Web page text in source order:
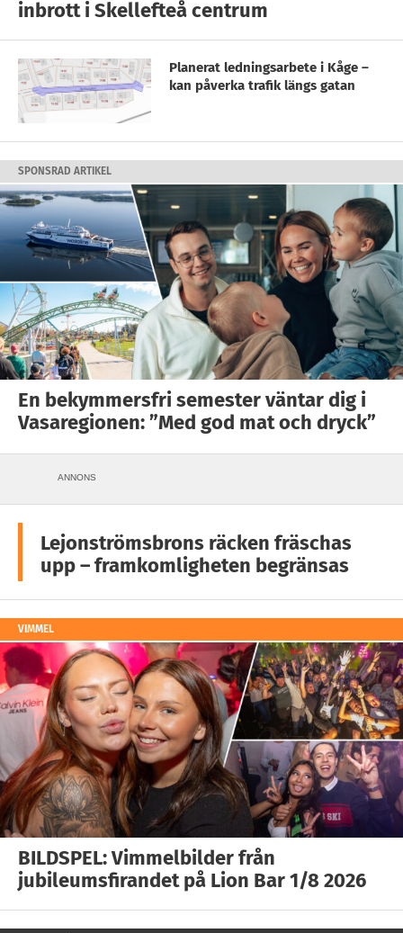
inbrott i Skellefteå centrum
Planerat ledningsarbete i Kåge –
kan påverka trafik längs gatan
SPONSRAD ARTIKEL
En bekymmersfri semester väntar dig i
Vasaregionen: ”Med god mat och dryck”
ANNONS
Lejonströmsbrons räcken fräschas
upp – framkomligheten begränsas
VIMMEL
BILDSPEL: Vimmelbilder från
jubileumsfirandet på Lion Bar 1/8 2026